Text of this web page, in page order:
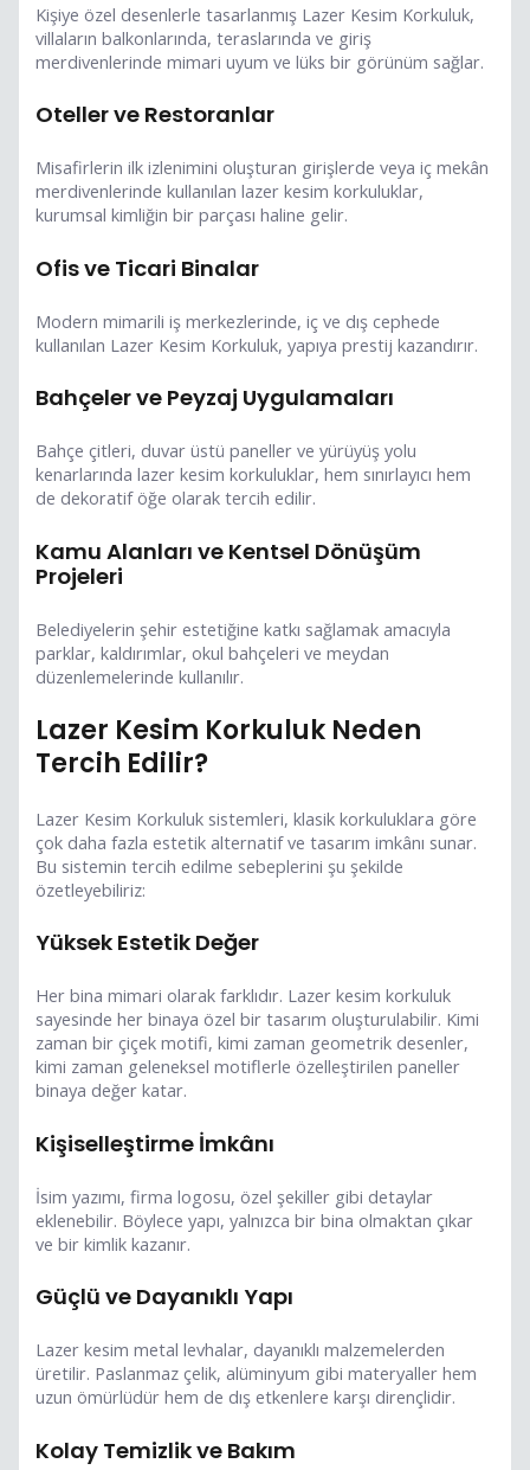
Kişiye özel desenlerle tasarlanmış Lazer Kesim Korkuluk,
villaların balkonlarında, teraslarında ve giriş
merdivenlerinde mimari uyum ve lüks bir görünüm sağlar.
Oteller ve Restoranlar
Misafirlerin ilk izlenimini oluşturan girişlerde veya iç mekân
merdivenlerinde kullanılan lazer kesim korkuluklar,
kurumsal kimliğin bir parçası haline gelir.
Ofis ve Ticari Binalar
Modern mimarili iş merkezlerinde, iç ve dış cephede
kullanılan Lazer Kesim Korkuluk, yapıya prestij kazandırır.
Bahçeler ve Peyzaj Uygulamaları
Bahçe çitleri, duvar üstü paneller ve yürüyüş yolu
kenarlarında lazer kesim korkuluklar, hem sınırlayıcı hem
de dekoratif öğe olarak tercih edilir.
Kamu Alanları ve Kentsel Dönüşüm
Projeleri
Belediyelerin şehir estetiğine katkı sağlamak amacıyla
parklar, kaldırımlar, okul bahçeleri ve meydan
düzenlemelerinde kullanılır.
Lazer Kesim Korkuluk Neden
Tercih Edilir?
Lazer Kesim Korkuluk sistemleri, klasik korkuluklara göre
çok daha fazla estetik alternatif ve tasarım imkânı sunar.
Bu sistemin tercih edilme sebeplerini şu şekilde
özetleyebiliriz:
Yüksek Estetik Değer
Her bina mimari olarak farklıdır. Lazer kesim korkuluk
sayesinde her binaya özel bir tasarım oluşturulabilir. Kimi
zaman bir çiçek motifi, kimi zaman geometrik desenler,
kimi zaman geleneksel motiflerle özelleştirilen paneller
binaya değer katar.
Kişiselleştirme İmkânı
İsim yazımı, firma logosu, özel şekiller gibi detaylar
eklenebilir. Böylece yapı, yalnızca bir bina olmaktan çıkar
ve bir kimlik kazanır.
Güçlü ve Dayanıklı Yapı
Lazer kesim metal levhalar, dayanıklı malzemelerden
üretilir. Paslanmaz çelik, alüminyum gibi materyaller hem
uzun ömürlüdür hem de dış etkenlere karşı dirençlidir.
Kolay Temizlik ve Bakım